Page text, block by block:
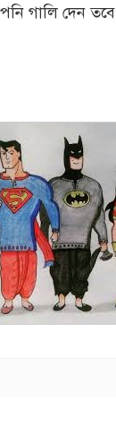
গালি দেন